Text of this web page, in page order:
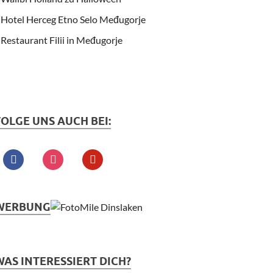
Hotel Herceg Etno Selo Međugorje
Restaurant Filii in Međugorje
UNS AUCH BEI:
INTERESSIERT DICH?